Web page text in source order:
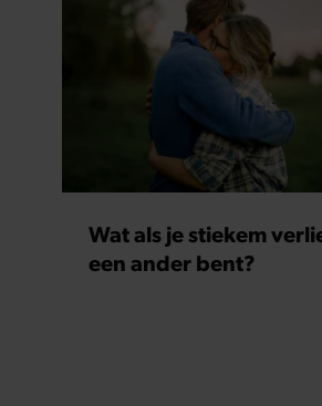
Wat als je stiekem
een ander bent?